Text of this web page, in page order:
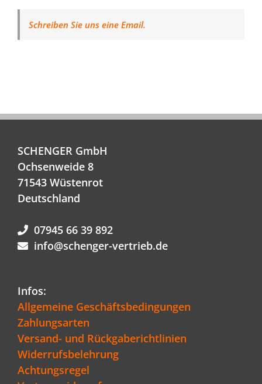
Schreiben Sie uns eine Email.
SCHENGER GmbH
Ochsenweide 8
71543 Wüstenrot
Deutschland
07945 66 39 892
info@schenger-vertrieb.de
Infos:
Allgemeine Geschäftsbedingungen
Zahlungsarten
Versand- und Rückgaberichtlinien
Widerrufsbelehrung
Achtungsregel